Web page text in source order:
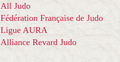
All Judo
Fédération Française de Judo
Ligue AURA
Alliance Revard Judo